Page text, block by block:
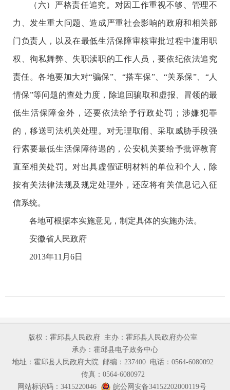
（六）严格责任追究。对因工作重视不够、管理不
力、发生重大问题、造成严重社会影响的政府和相关部
门负责人，以及在最低生活保障审核审批过程中滥用职
权、徇私舞弊、失职渎职的工作人员，要依纪依法追究
责任。各地要加大对“骗保”、“搭车保”、“关系保”、“人
情保”等问题的查处力度，除追回骗取和虚报、冒领的最
低生活保障金外，还要依法给予行政处罚；涉嫌犯罪
的，移送司法机关处理。对无理取闹、采取威胁手段强
行索要最低生活保障待遇的，公安机关要给予批评教育
直至相关处罚。对出具虚假证明材料的单位和个人，除
按有关法律法规及规定处理外，还应将有关信息记入征
信系统。
各地可根据本实施意见，制定具体的实施办法。
安徽省人民政府
2013年11月6日
版权：霍邱县人民政府 主办：霍邱县人民政府办公室
承办：霍邱县电子政务中心
地址：霍邱县人民政府大院 邮编：237400 电话：0564-6080092
传真：0564-6080972
网站标识码：3415220046
皖公网安备34152202000119号